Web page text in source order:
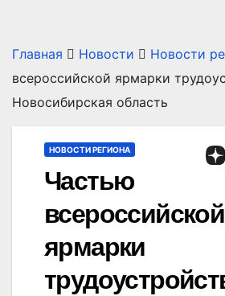
Главная Новости Новости
всероссийской ярмарки
Новосибирская область
НОВОСТИ РЕГИОНА
Частью
всероссийской
ярмарки